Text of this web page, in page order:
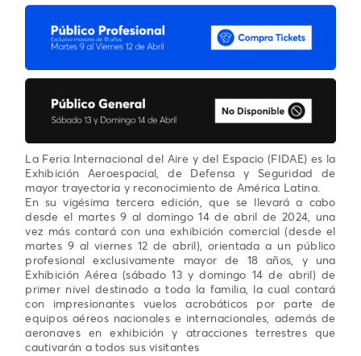
La Feria Internacional del Aire y del Espacio (FIDAE) es la
Exhibición Aeroespacial, de Defensa y Seguridad de
mayor trayectoria y reconocimiento de América Latina.
En su vigésima tercera edición, que se llevará a cabo
desde el martes 9 al domingo 14 de abril de 2024, una
vez más contará con una exhibición comercial (desde el
martes 9 al viernes 12 de abril), orientada a un público
profesional exclusivamente mayor de 18 años, y una
Exhibición Aérea (sábado 13 y domingo 14 de abril) de
primer nivel destinado a toda la familia, la cual contará
con impresionantes vuelos acrobáticos por parte de
equipos aéreos nacionales e internacionales, además de
aeronaves en exhibición y atracciones terrestres que
cautivarán a todos sus visitantes